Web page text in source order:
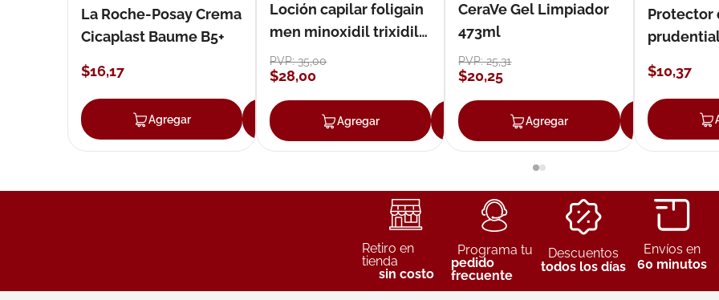
La Roche-Posay Crema
Cicaplast Baume B5+
$16,17
Agregar Agregar
Loción capilar foligain
men minoxidil trixidil
loción 59 ml
PVP:35,00
$28,00
Agregar Agregar
CeraVe Gel Limpiador
473ml
PVP:25,31
$20,25
Agregar
Protector
$10,37
Retiro en
tienda
sin costo
Programa tu
pedido
frecuente
Descuentos
todos los días
Envíos en
60 minutos